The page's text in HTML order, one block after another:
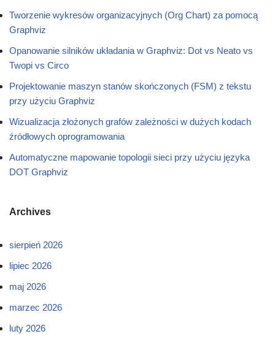
Tworzenie wykresów organizacyjnych (Org Chart) za pomocą
Graphviz
Opanowanie silników układania w Graphviz: Dot vs Neato vs
Twopi vs Circo
Projektowanie maszyn stanów skończonych (FSM) z tekstu
przy użyciu Graphviz
Wizualizacja złożonych grafów zależności w dużych kodach
źródłowych oprogramowania
Automatyczne mapowanie topologii sieci przy użyciu języka
DOT Graphviz
Archives
sierpień 2026
lipiec 2026
maj 2026
marzec 2026
luty 2026